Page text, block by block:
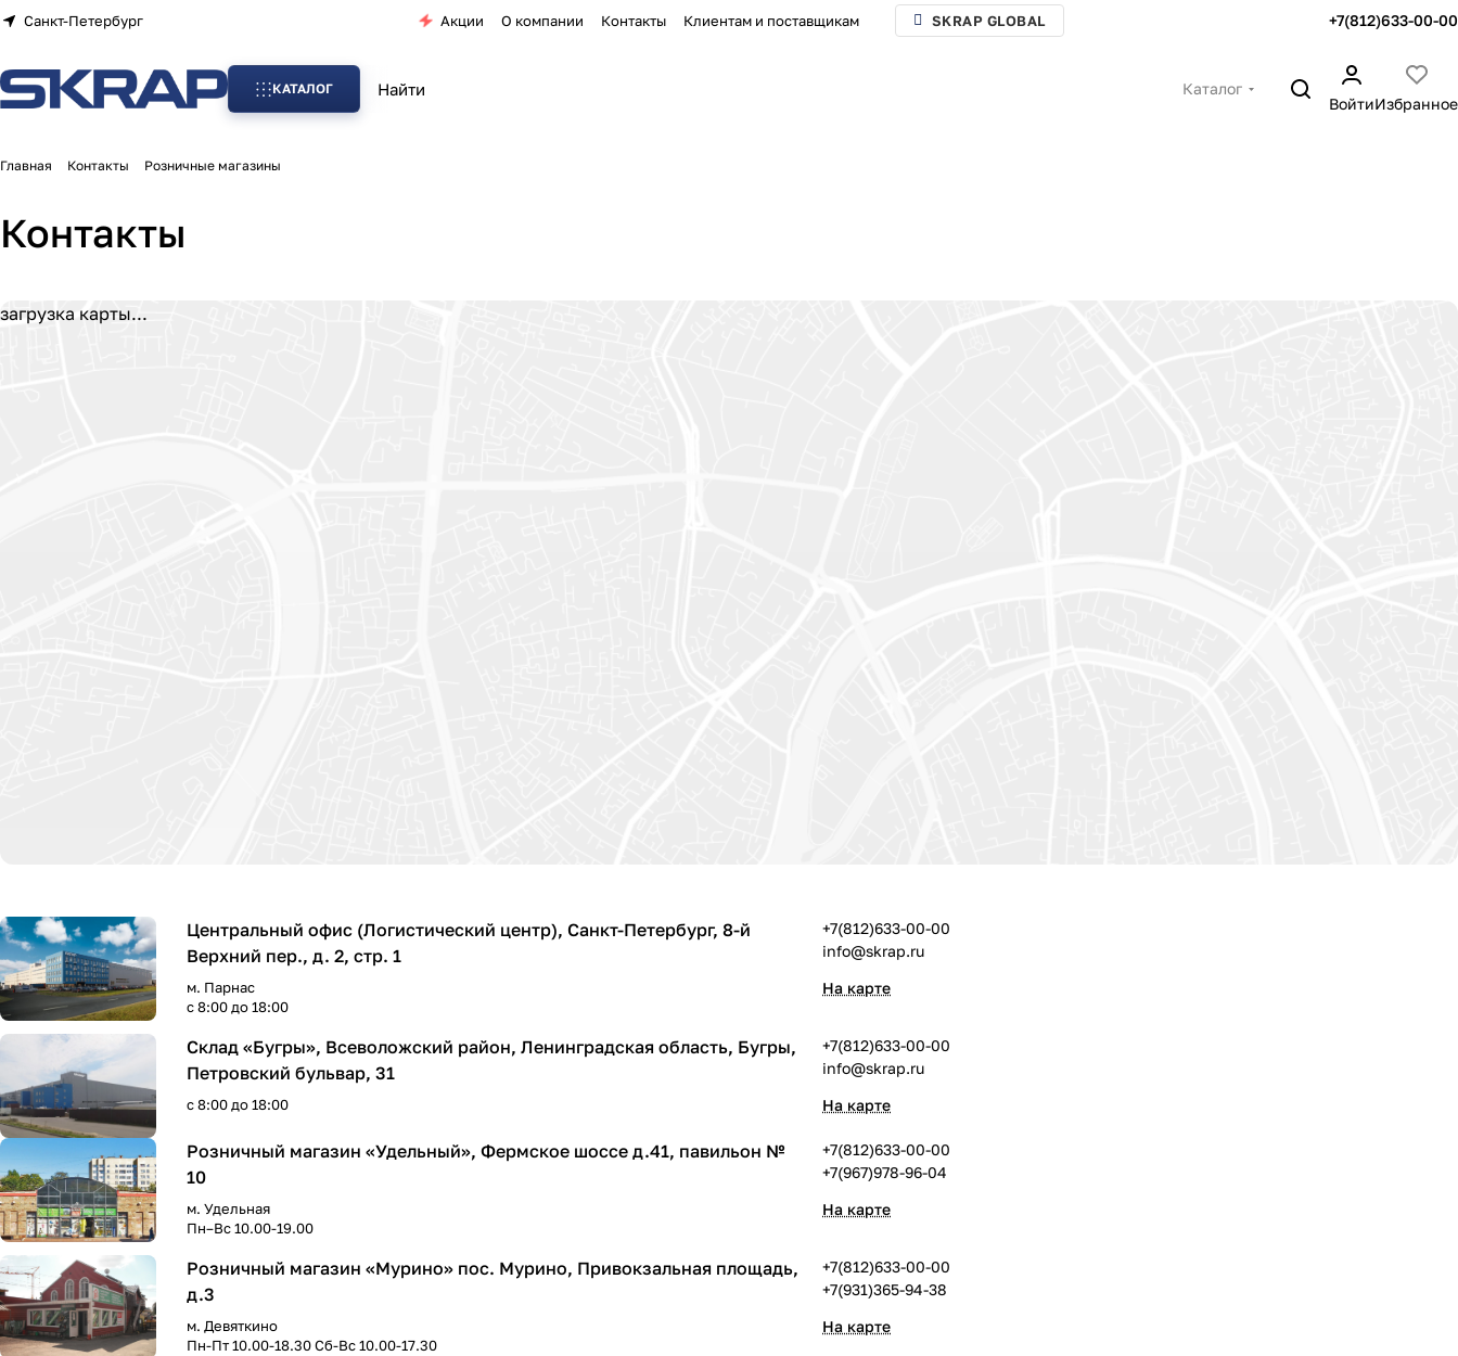
Санкт-Петербург Акции О компании Контакты Клиентам и поставщикам SKRAP GLOBAL +7(812)633-00-00
КАТАЛОГ
Каталог
ВойтиИзбранное
Главная Контакты Розничные магазины
Контакты
загрузка карты...
Центральный офис (Логистический центр), Санкт-Петербург, 8-й
Верхний пер., д. 2, стр. 1
м. Парнас
с 8:00 до 18:00
+7(812)633-00-00
info@skrap.ru
На карте
Склад «Бугры», Всеволожский район, Ленинградская область, Бугры,
Петровский бульвар, 31
с 8:00 до 18:00
+7(812)633-00-00
info@skrap.ru
На карте
Розничный магазин «Удельный», Фермское шоссе д.41, павильон №
10
м. Удельная
Пн–Вс 10.00-19.00
+7(812)633-00-00
+7(967)978-96-04
На карте
Розничный магазин «Мурино» пос. Мурино, Привокзальная площадь,
д.3
м. Девяткино
Пн-Пт 10.00-18.30 Сб-Вс 10.00-17.30
+7(812)633-00-00
+7(931)365-94-38
На карте